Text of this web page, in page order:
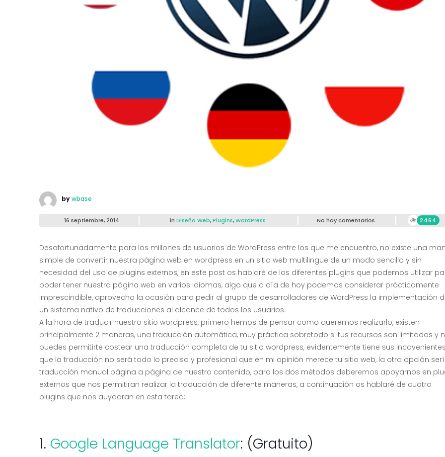
bywbase
16 septiembre, 2014 in Diseño Web,Plugins,WordPress No hay comentarios 2464
Desafortunadamente para los millones de usuarios de WordPress entre los que me encuentro, no existe una
simple de convertir nuestra página web en wordpress en un sitio web multilingüe de un modo sencillo y sin
necesidad del uso de plugins externos, en este post os hablaré de los diferentes plugins que podemos utilizar
poder tener nuestra página web en varios idiomas, algo que a día de hoy podemos considerar prácticamente
imprescindible, aprovecho la ocasión para pedir al grupo de desarrolladores de WordPress la implementación
un sistema nativo de traducciones al alcance de todos los usuarios.
A la hora de traducir nuestro sitio wordpress, primero hemos de pensar como queremos realizarlo, existen
principalmente 2 maneras, una traducción automática, muy práctica sobretodo si tus recursos son limitados y
puedes permitirte costear una traducción completa de tu sitio wordpress, evidentemente tiene sus
que la traducción no será todo lo precisa y profesional que en mi opinión merece tu sitio web, la otra opción
traducción manual página a página de nuestro contenido, para los dos métodos deberemos apoyarnos en
externos que nos permitiran realizar la traducción de diferente maneras, a continuación os hablaré de cuatro
plugins que nos auydaran en esta tarea:
1. Google Language Translator: (Gratuito)